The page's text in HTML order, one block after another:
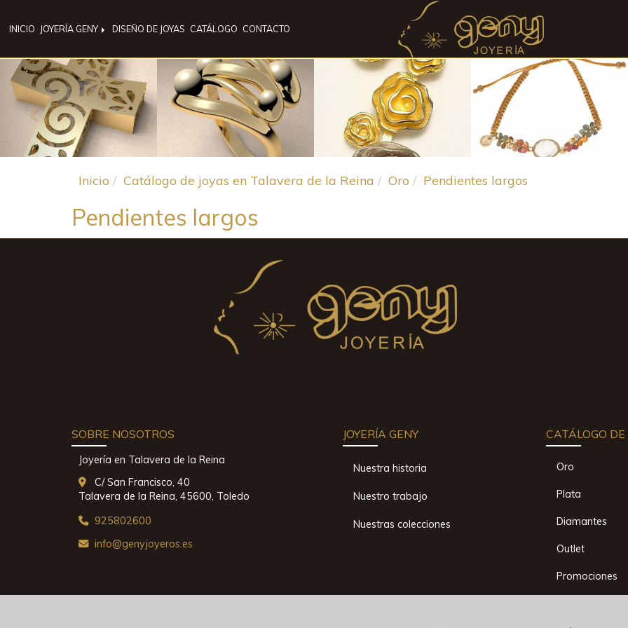
INICIO JOYERÍA GENY DISEÑO DE JOYAS CATÁLOGO CONTACTO
Anterior
Inicio Catálogo de joyas en Talavera de la Reina Oro Pendientes largos
Pendientes largos
SOBRE NOSOTROS
Joyería en Talavera de la Reina
C/ San Francisco, 40
Talavera de la Reina, 45600, Toledo
925802600
info
genyjoyeros.es
JOYERÍA GENY
Nuestra historia
Nuestro trabajo
Nuestras colecciones
CATÁLOGO DE
Oro
Plata
Diamantes
Outlet
Promociones